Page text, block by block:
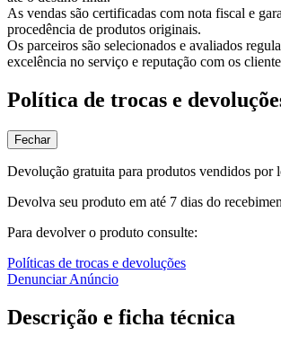
As vendas são certificadas com nota fiscal e
procedência de produtos originais.
Os parceiros são selecionados e avaliados
excelência no serviço e reputação com os
Política de trocas e
Fechar
Devolução gratuita para produtos vendidos por
Devolva seu produto em até 7 dias do
Para devolver o produto consulte:
Políticas de trocas e devoluções
Denunciar Anúncio
Descrição e ficha técnica